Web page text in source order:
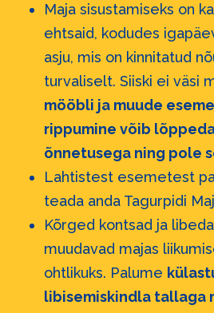
Maja sisustamiseks on
ehtsaid, kodudes
asju, mis on kinnitatud
turvaliselt. Siiski ei väsi
mööbli ja muude
rippumine võib
õnnetusega ning pole
Lahtistest esemetest
teada anda Tagurpidi
Kõrged kontsad ja
muudavad majas
ohtlikuks. Palume
libisemiskindla tallaga